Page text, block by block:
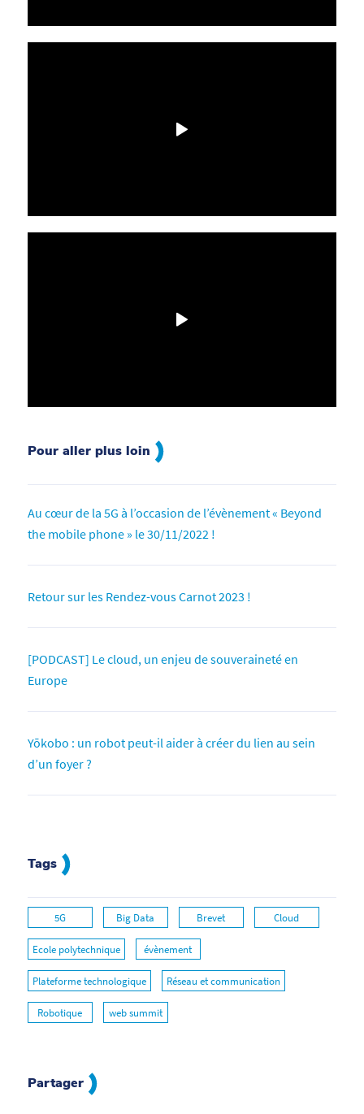
Pour aller plus loin
Au cœur de la 5G à l’occasion de l’évènement « Beyond
the mobile phone » le 30/11/2022 !
Retour sur les Rendez-vous Carnot 2023 !
[PODCAST] Le cloud, un enjeu de souveraineté en
Europe
Yōkobo : un robot peut-il aider à créer du lien au sein
d’un foyer ?
Tags
5G Big Data Brevet Cloud
Ecole polytechnique évènement
Plateforme technologique Réseau et communication
Robotique web summit
Partager